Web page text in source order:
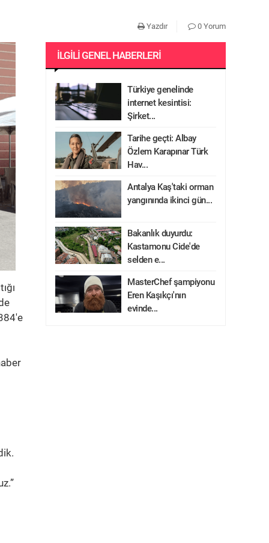
Yazdır 0 Yorum
İLGILI GENEL HABERLERI
Türkiye genelinde
internet kesintisi:
Şirket...
Tarihe geçti: Albay
Özlem Karapınar Türk
Hav...
Antalya Kaş'taki orman
yangınında ikinci gün...
Bakanlık duyurdu:
Kastamonu Cide'de
selden e...
MasterChef şampiyonu
Eren Kaşıkçı'nın
evinde...